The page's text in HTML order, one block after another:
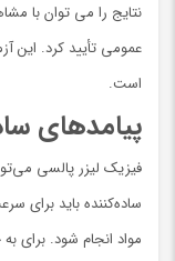
نتایج را می توان با
عمومی تأیید کرد. این
است.
پیامدهای
فیزیک لیزر پالسی
ساده‌کننده باید برای
مواد انجام شود. برای